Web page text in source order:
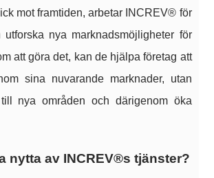
mot framtiden, arbetar INCREV® för
nya marknadsmöjligheter för
att göra det, kan de hjälpa företag att
sina nuvarande marknader, utan
nya områden och därigenom öka
nytta av INCREV®s tjänster?